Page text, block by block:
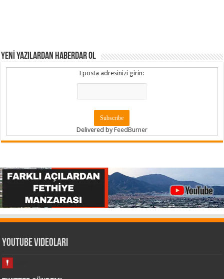
YENİ YAZILARDAN HABERDAR OL
Eposta adresinizi girin:
Delivered byFeedBurner
Youtube Videoları